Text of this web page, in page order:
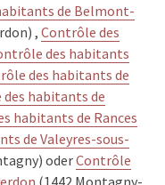
de Belmont-
,Contrôle des
des habitants
des habitants de
habitants de
habitants de Rances
de Valeyres-sous-
oderContrôle
(1442 Montagny-